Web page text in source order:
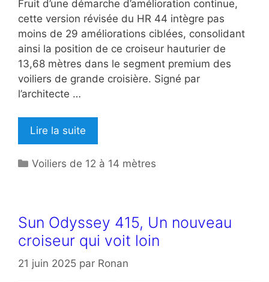
Fruit d’une démarche d’amélioration continue,
cette version révisée du HR 44 intègre pas
moins de 29 améliorations ciblées, consolidant
ainsi la position de ce croiseur hauturier de
13,68 mètres dans le segment premium des
voiliers de grande croisière. Signé par
l’architecte …
Lire la suite
Catégories
Voiliers de 12 à 14 mètres
Sun Odyssey 415, Un nouveau
croiseur qui voit loin
21 juin 2025 par Ronan